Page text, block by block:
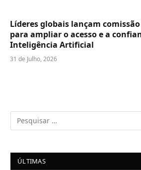
Líderes globais lançam
para ampliar o acesso e a
Inteligência Artificial
31 de Julho, 2026
ÚLTIMAS